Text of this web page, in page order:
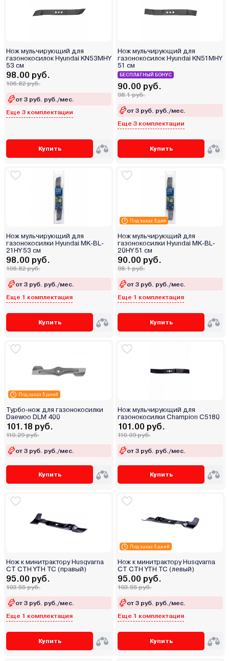
Нож мульчирующий для
газонокосилок Hyundai KN53MHY
53 см
98.00 руб.
106.82 руб.
от 3 руб. руб./мес.
Еще 3 комплектации
Купить
Нож мульчирующий для
газонокосилок Hyundai KN51MHY
51 см
БЕСПЛАТНЫЙ БОНУС
90.00 руб.
98.1 руб.
от 3 руб. руб./мес.
Еще 3 комплектации
Купить
Нож мульчирующий для
газонокосилки Hyundai MK-BL-
21HY 53 см
98.00 руб.
106.82 руб.
от 3 руб. руб./мес.
Еще 1 комплектация
Купить
Под заказ 3 дня
Нож мульчирующий для
газонокосилки Hyundai MK-BL-
20HY 51 см
90.00 руб.
98.1 руб.
от 3 руб. руб./мес.
Еще 1 комплектация
Купить
Под заказ 5 дней
Турбо-нож для газонокосилки
Daewoo DLM 400
101.18 руб.
110.29 руб.
от 3 руб. руб./мес.
Купить
Нож мульчирующий для
газонокосилки Champion C5180
101.00 руб.
110.09 руб.
от 3 руб. руб./мес.
Купить
Нож к минитрактору Husqvarna
CT CTH YTH TC (правый)
95.00 руб.
103.55 руб.
от 3 руб. руб./мес.
Еще 1 комплектация
Купить
Под заказ 5 дней
Нож к минитрактору Husqvarna
CT CTH YTH TC (левый)
95.00 руб.
103.55 руб.
от 3 руб. руб./мес.
Еще 1 комплектация
Купить